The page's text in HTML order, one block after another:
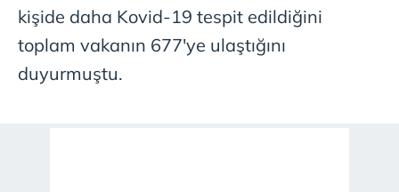
ilgili mevzuata uygun olarak kullanılan çerezlerle ilgili bilgi
almak için lütfentıklayınız.
kişide daha Kovid-19 tespit edildiğini
toplam vakanın 677'ye ulaştığını
duyurmuştu.